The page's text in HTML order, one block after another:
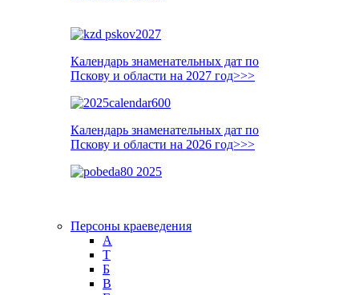
Календарь знаменательных дат по
Пскову и области на 2027 год>>>
Календарь знаменательных дат по
Пскову и области на 2026 год>>>
Персоны краеведения
А
T
Б
В